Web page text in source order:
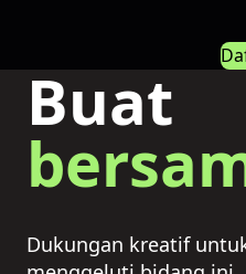
Buat
Dukungan kreatif